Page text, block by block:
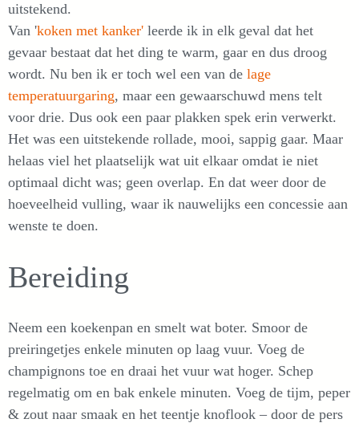
uitstekend.
Van 'koken met kanker' leerde ik in elk geval dat het
gevaar bestaat dat het ding te warm, gaar en dus droog
wordt. Nu ben ik er toch wel een van de lage
temperatuurgaring, maar een gewaarschuwd mens telt
voor drie. Dus ook een paar plakken spek erin verwerkt.
Het was een uitstekende rollade, mooi, sappig gaar. Maar
helaas viel het plaatselijk wat uit elkaar omdat ie niet
optimaal dicht was; geen overlap. En dat weer door de
hoeveelheid vulling, waar ik nauwelijks een concessie aan
wenste te doen.
Bereiding
Neem een koekenpan en smelt wat boter. Smoor de
preiringetjes enkele minuten op laag vuur. Voeg de
champignons toe en draai het vuur wat hoger. Schep
regelmatig om en bak enkele minuten. Voeg de tijm, peper
& zout naar smaak en het teentje knoflook – door de pers